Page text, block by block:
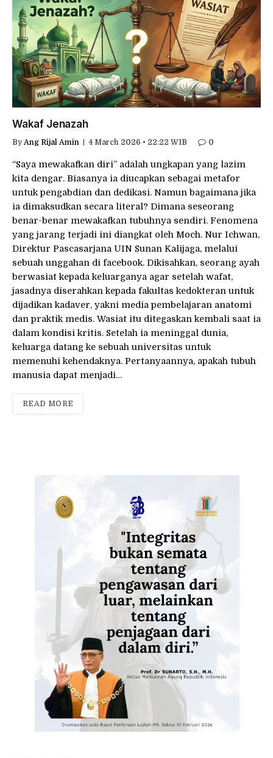
Wakaf Jenazah
By Ang Rijal Amin 4 March 2026 • 22:22 WIB 0
“Saya mewakafkan diri” adalah ungkapan yang lazim
kita dengar. Biasanya ia diucapkan sebagai metafor
untuk pengabdian dan dedikasi. Namun bagaimana jika
ia dimaksudkan secara literal? Dimana seseorang
benar-benar mewakafkan tubuhnya sendiri. Fenomena
yang jarang terjadi ini diangkat oleh Moch. Nur Ichwan,
Direktur Pascasarjana UIN Sunan Kalijaga, melalui
sebuah unggahan di facebook. Dikisahkan, seorang ayah
berwasiat kepada keluarganya agar setelah wafat,
jasadnya diserahkan kepada fakultas kedokteran untuk
dijadikan kadaver, yakni media pembelajaran anatomi
dan praktik medis. Wasiat itu ditegaskan kembali saat ia
dalam kondisi kritis. Setelah ia meninggal dunia,
keluarga datang ke sebuah universitas untuk
memenuhi kehendaknya. Pertanyaannya, apakah tubuh
manusia dapat menjadi…
READ MORE